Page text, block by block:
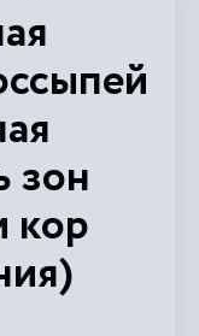
зон
кор